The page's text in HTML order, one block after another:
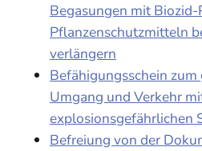
Begasungen mit
Pflanzenschutzmitteln
verlängern
Befähigungsschein
Umgang und Verkehr
explosionsgefährlichen
Befreiung von der